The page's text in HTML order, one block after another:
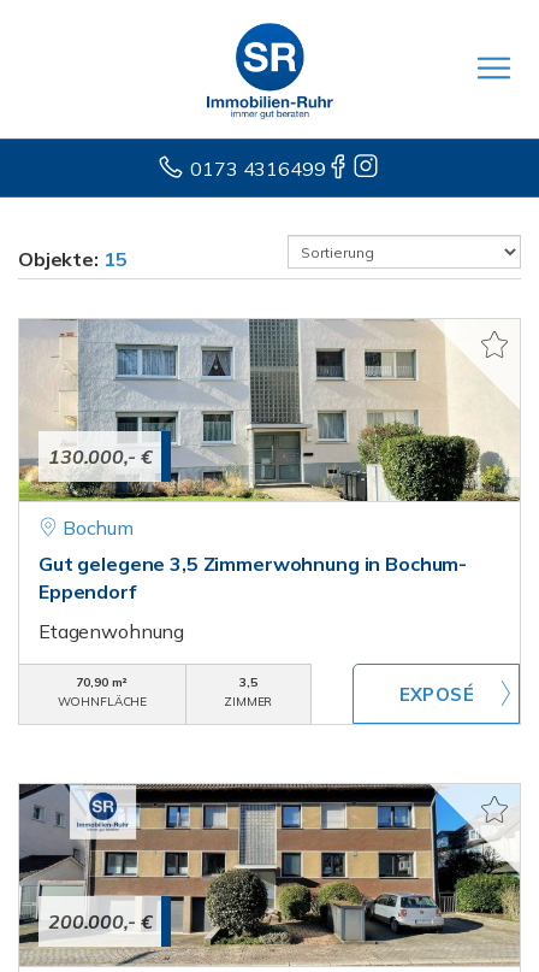
0173 4316499
Objekte: 15
130.000,- €
Bochum
Gut gelegene 3,5 Zimmerwohnung in Bochum-
Eppendorf
Etagenwohnung
70,90 m²
WOHNFLÄCHE
3,5
ZIMMER
200.000,- €